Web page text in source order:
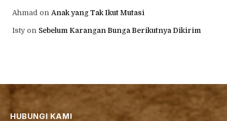
Ahmad on Anak yang Tak Ikut Mutasi
Istyon Sebelum Karangan Bunga Berikutnya Dikirim
HUBUNGI KAMI